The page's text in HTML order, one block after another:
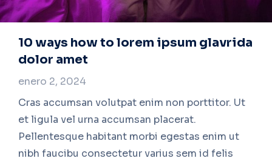
10 ways how to lorem ipsum glavrida
dolor amet
enero 2, 2024
Cras accumsan volutpat enim non porttitor. Ut
et ligula vel urna accumsan placerat.
Pellentesque habitant morbi egestas enim ut
nibh faucibu consectetur varius sem id felis